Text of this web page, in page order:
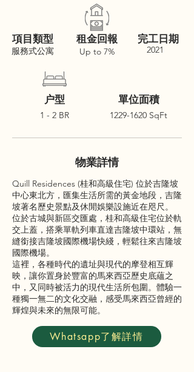
項目類型
服務式公寓
租金回報
Up to 7%
完工日期
2021
户型
1 - 2 BR
單位面積
1229-1620 SqFt
物業詳情
Quill Residences (桂和高級住宅) 位於吉隆坡
中心東北方，匯集生活所需的黃金地段，吉隆
坡著名歷史景點及休閒娛樂設施近在咫尺。
位於古城與新區交匯處，桂和高級住宅位於軌
交上蓋，搭乘單軌列車直達吉隆坡中環站，無
縫銜接吉隆坡國際機場快綫，輕鬆往來吉隆坡
國際機場。
這裡，各種時代的遺址與現代的摩登相互輝
映，讓你置身於豐富的馬來西亞歷史底蘊之
中，又同時被活力的現代生活所包圍。體驗一
種獨一無二的文化交融，感受馬來西亞曾經的
輝煌與未來的無限可能。
Whatsapp了解詳情